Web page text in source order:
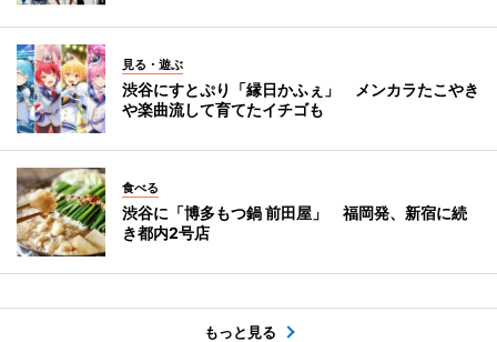
見る・遊ぶ
渋谷にすとぷり「縁日かふぇ」 メンカラたこやき
や楽曲流して育てたイチゴも
食べる
渋谷に「博多もつ鍋 前田屋」 福岡発、新宿に続
き都内2号店
もっと見る